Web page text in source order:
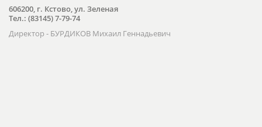
606200, г. Кстово, ул. Зеленая
Тел.: (83145) 7-79-74
Директор - БУРДИКОВ Михаил Геннадьевич